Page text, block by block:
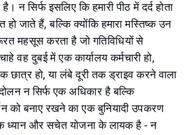
न सिर्फ इसलिए कि हमारी पीठ में दर्द होता
हो जाते हैं, बल्कि क्योंकि हमारा मस्तिष्क उन
महसूस करता है जो गतिविधियों से
वह दुबई में एक कार्यालय कर्मचारी हो,
हो, या लंबे दूरी तक ड्राइव करने वाला
न सिर्फ एक अधिकार है बल्कि
को बनाए रखने का एक बुनियादी उपकरण
और सचेत योजना के लायक है - न